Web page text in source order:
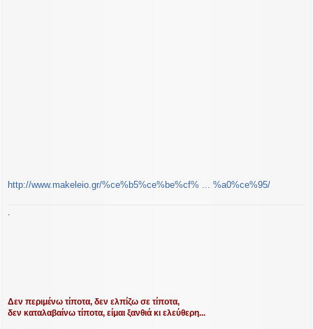
http://www.makeleio.gr/%ce%b5%ce%be%cf% ... %a0%ce%95/
.
Δεν περιμένω τίποτα, δεν ελπίζω σε τίποτα,
δεν καταλαβαίνω τίποτα, είμαι ξανθιά κι ελεύθερη...